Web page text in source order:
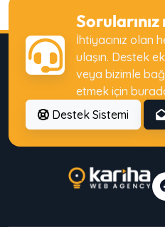
Sorularınız
İhtiyacınız olan
ulaşın. Destek
veya bizimle
etmek için
Destek Sistemi